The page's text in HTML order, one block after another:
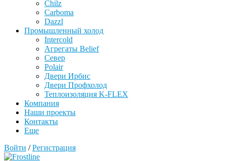
Chilz
Carboma
Dazzl
Промышленный холод
Intercold
Агрегаты Belief
Север
Polair
Двери Ирбис
Двери Профхолод
Теплоизоляция K-FLEX
Компания
Наши проекты
Контакты
Еще
Войти / Регистрация